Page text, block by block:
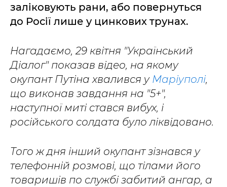
заліковують рани, або повернуться
до Росії лише у цинкових трунах.
Нагадаємо, 29 квітня "Український
Діалог" показав відео, на якому
окупант Путіна хвалився у Маріуполі,
що виконав завдання на "5+",
наступної миті стався вибух, і
російського солдата було ліквідовано.
Того ж дня інший окупант зізнався у
телефонній розмові, що тілами його
товаришів по службі забитий ангар, а